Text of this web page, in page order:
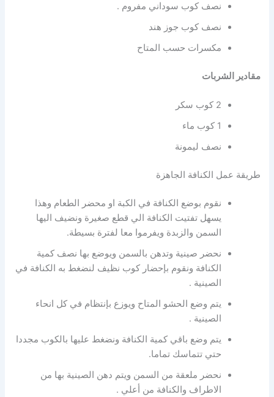
نصف كوب سوداني مفروم .
نصف كوب جوز هند
مكسرات حسب المتاح
مقادير الشربات
2 كوب سكر
1 كوب ماء
نصف ليمونة
طريقة عمل الكنافة الجاهزة
نقوم بوضع الكنافة في الكبة او محضر الطعام وهذا
يسهل تفتيت الكنافة الي قطع صغيرة ونضيف اليها
السمن والزبدة ويفرموا معا لفترة بسيطة.
نحضر صينية وتدهن بالسمن ويوضع بها نصف كمية
الكنافة ونقوم بإحضار كوب نظيف لنضغط به الكنافة في
الصينية .
يتم وضع الحشو المتاح ويوزع بإنتظام في كل انحاء
الصينية .
يتم وضع باقي كمية الكنافة ونضغط عليها بالكوب مجددا
حتي تتماسك تماما.
نحضر ملعقة من السمن ويتم دهن الصينية بها من
الاطراف والكنافة من أعلي .